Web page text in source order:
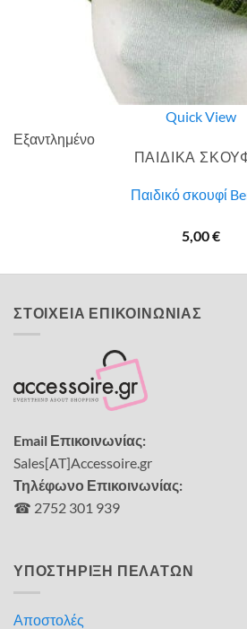
Quick View
Εξαντλημένο
ΠΑΙΔΙΚΑ
Παιδικό σκουφί
5,00€
ΣΤΟΙΧΕΙΑ ΕΠΙΚΟΙΝΩΝΙΑΣ
Email Επικοινωνίας:
Sales[AT]Accessoire.gr
Τηλέφωνο Επικοινωνίας:
☎ 2752 301 939
ΥΠΟΣΤΗΡΙΞΗ ΠΕΛΑΤΩΝ
Αποστολές